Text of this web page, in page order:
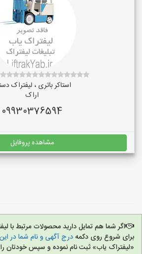
استاکر باتری ، لیفتراک
اراک
09930376594
مشاهده پروفایل
اگر شما هم تمایل دارید محصولات مرتبط با
برای شروع روی دکمهدرج آگهی و نام شما در
«لیفتراک یاب» ثبت نام نموده و سپس خودتان